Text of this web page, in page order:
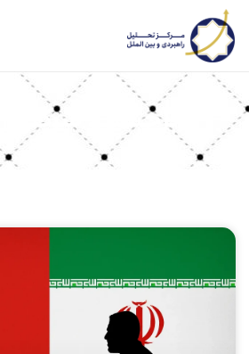
برچسب: شرکای